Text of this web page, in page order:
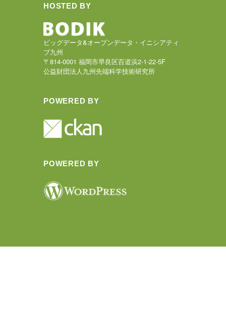
HOSTED BY
ビッグデータ&オープンデータ・イニシアティ
ブ九州
〒814-0001 福岡市早良区百道浜2-1-22-5F
公益財団法人九州先端科学技術研究所
POWERED BY
POWERED BY